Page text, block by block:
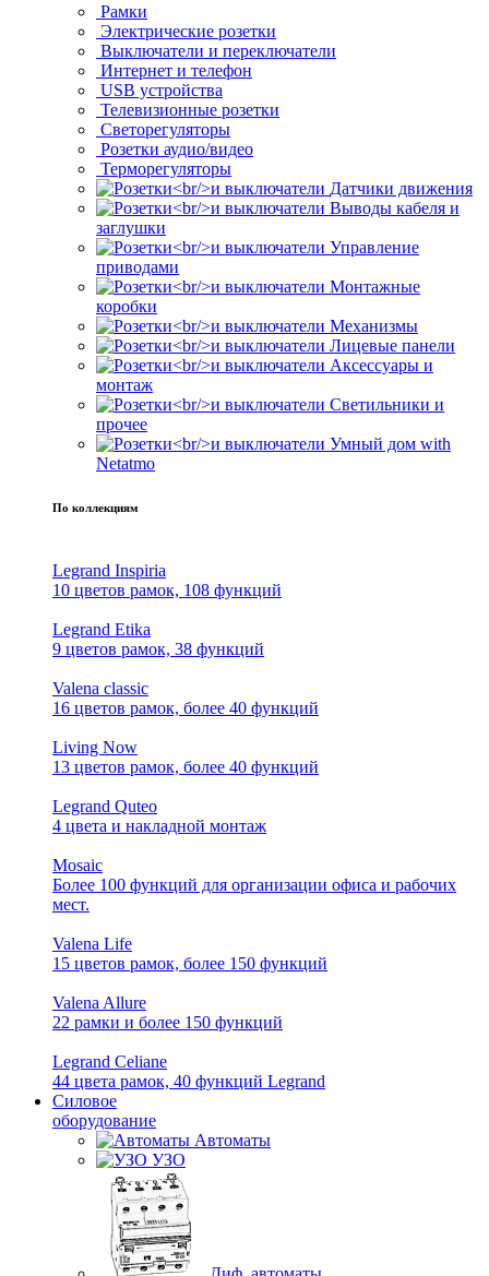
Рамки
Электрические розетки
Выключатели и переключатели
Интернет и телефон
USB устройства
Телевизионные розетки
Светорегуляторы
Розетки аудио/видео
Терморегуляторы
Датчики движения
Выводы кабеля и
заглушки
Управление
приводами
Монтажные
коробки
Механизмы
Лицевые панели
Аксессуары и
монтаж
Светильники и
прочее
Умный дом with
Netatmo
По коллекциям
Legrand Inspiria
10 цветов рамок, 108 функций
Legrand Etika
9 цветов рамок, 38 функций
Valena classic
16 цветов рамок, более 40 функций
Living Now
13 цветов рамок, более 40 функций
Legrand Quteo
4 цвета и накладной монтаж
Mosaic
Более 100 функций для организации офиса и рабочих
мест.
Valena Life
15 цветов рамок, более 150 функций
Valena Allure
22 рамки и более 150 функций
Legrand Celiane
44 цвета рамок, 40 функций Legrand
Силовое
оборудование
Автоматы
УЗО